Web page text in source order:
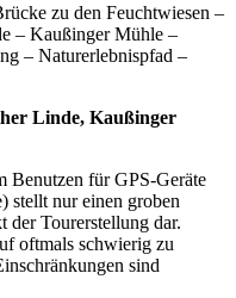
zu den Feuchtwiesen –
– Kaußinger Mühle –
– Naturerlebnispfad –
Linde, Kaußinger
Benutzen für GPS-Geräte
stellt nur einen groben
Tourerstellung dar.
oftmals schwierig zu
sind